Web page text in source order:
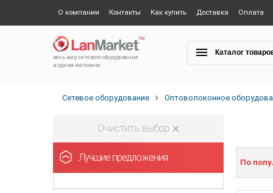
О компании Контакты Как купить Доставка Оплата
весь мир сетевого оборудования
в одном магазине
Каталог
Сетевое оборудование Оптоволоконное
Очистить выбор
Лучшие предложения По